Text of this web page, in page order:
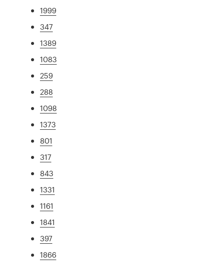
1999
347
1389
1083
259
288
1098
1373
801
317
843
1331
1161
1841
397
1866